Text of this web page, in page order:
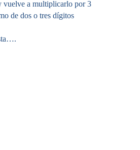
vuelve a multiplicarlo por 3
de dos o tres dígitos